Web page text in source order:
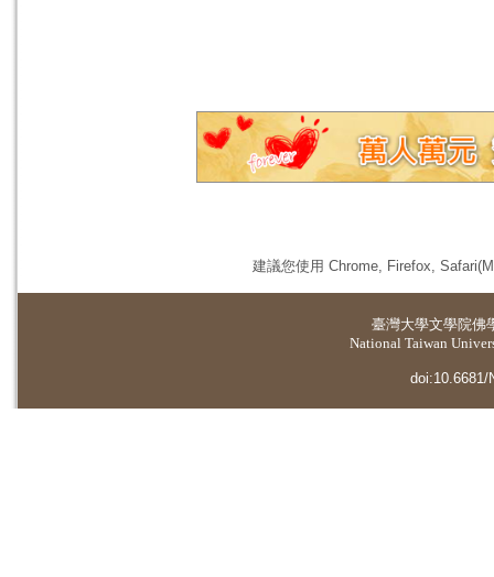
建議您使用 Chrome, Firefox,
臺灣大學文學院佛
National Taiwan
doi:10.6681/